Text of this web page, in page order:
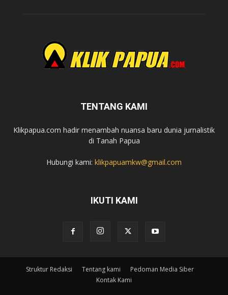
TENTANG KAMI
Klikpapua.com hadir menambah nuansa baru dunia jurnalistik
di Tanah Papua
Hubungi kami: klikpapuamkw@gmail.com
IKUTI KAMI
Struktur Redaksi Tentang kami
Pedoman Media Siber
Kontak Kami